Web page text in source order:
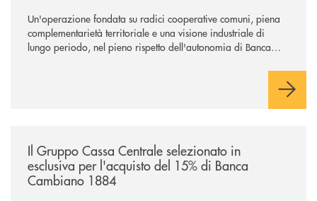
Un'operazione fondata su radici cooperative comuni, piena
complementarietà territoriale e una visione industriale di
lungo periodo, nel pieno rispetto dell'autonomia di Banca
negoziazione esclusiva per la finalizzazione dell’operazione.
Il Gruppo Cassa Centrale selezionato in
esclusiva per l'acquisto del 15% di Banca
Cambiano 1884